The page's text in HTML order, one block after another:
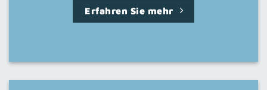
Erfahren Sie mehr